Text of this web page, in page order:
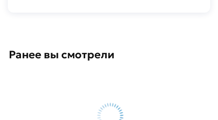
Ранее вы смотрели